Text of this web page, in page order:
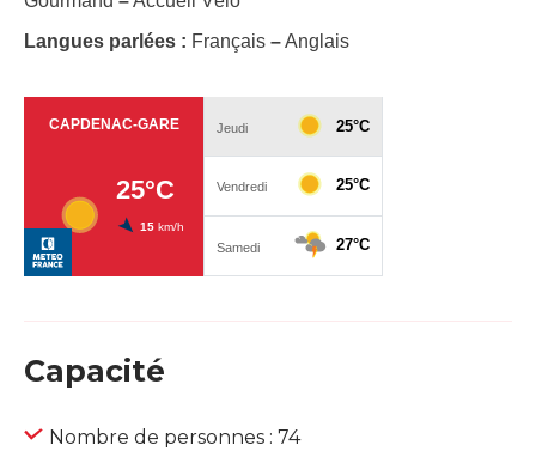
Langues parlées : Français –Anglais
Capacité
Nombre de personnes : 74